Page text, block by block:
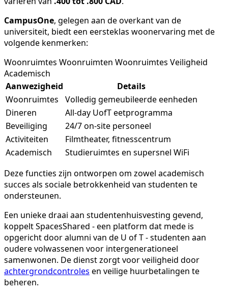
CampusOne, gelegen aan de overkant van de
universiteit, biedt een eersteklas woonervaring met de
volgende kenmerken:
Woonruimtes Woonruimten Woonruimtes Veiligheid
Academisch
Aanwezigheid
Details
Woonruimtes
Volledig gemeubileerde eenheden
Dineren
All-day UofT eetprogramma
Beveiliging
24/7 on-site personeel
Activiteiten
Filmtheater, fitnesscentrum
Academisch
Studieruimtes en supersnel WiFi
Deze functies zijn ontworpen om zowel academisch
succes als sociale betrokkenheid van studenten te
ondersteunen.
Een unieke draai aan studentenhuisvesting gevend,
koppelt SpacesShared - een platform dat mede is
opgericht door alumni van de U of T - studenten aan
oudere volwassenen voor intergenerationeel
samenwonen. De dienst zorgt voor veiligheid door
achtergrondcontroles en veilige huurbetalingen te
beheren.